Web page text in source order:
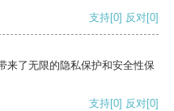
支持[0] 反对[0]
来了无限的隐私保护和安全性保
支持[0] 反对[0]